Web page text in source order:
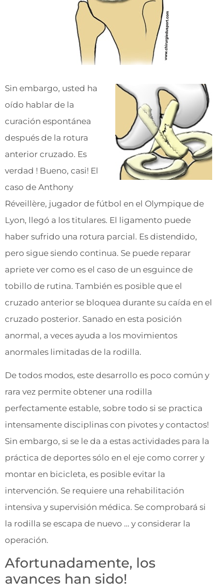
Sin embargo, usted ha
oído hablar de la
curación espontánea
después de la rotura
anterior cruzado. Es
verdad ! Bueno, casi! El
caso de Anthony
Réveillère, jugador de fútbol en el Olympique de
Lyon, llegó a los titulares. El ligamento puede
haber sufrido una rotura parcial. Es distendido,
pero sigue siendo continua. Se puede reparar
apriete ver como es el caso de un esguince de
tobillo de rutina. También es posible que el
cruzado anterior se bloquea durante su caída en el
cruzado posterior. Sanado en esta posición
anormal, a veces ayuda a los movimientos
anormales limitadas de la rodilla.
De todos modos, este desarrollo es poco común y
rara vez permite obtener una rodilla
perfectamente estable, sobre todo si se practica
intensamente disciplinas con pivotes y contactos!
Sin embargo, si se le da a estas actividades para la
práctica de deportes sólo en el eje como correr y
montar en bicicleta, es posible evitar la
intervención. Se requiere una rehabilitación
intensiva y supervisión médica. Se comprobará si
la rodilla se escapa de nuevo … y considerar la
operación.
Afortunadamente, los
avances han sido!